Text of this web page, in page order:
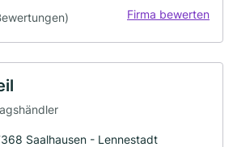
Firma bewerten
Saalhausen - Lennestadt